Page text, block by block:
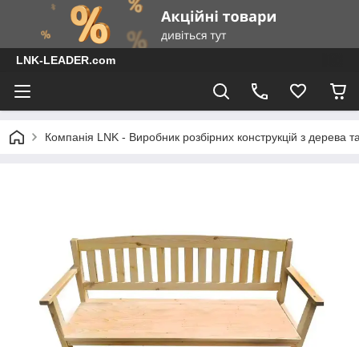
LNK-LEADER.com
Компанія LNK - Виробник розбірних конструкцій з дерева